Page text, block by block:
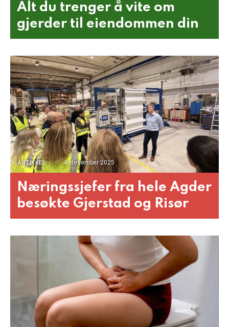
Alt du trenger å vite om
gjerder til eiendommen din
ARTIKKEL 4. desember 2025
Næringssjefer fra hele Agder
besøkte Gjerstad og Risør